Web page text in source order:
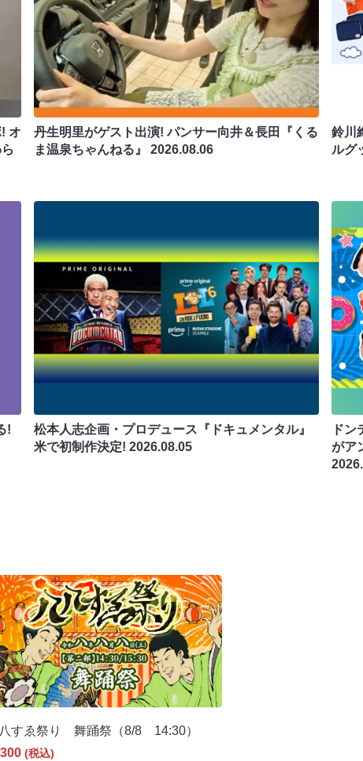
オ
丹生明里がゲスト出演! パンサー向井＆長田『くる
ま温泉ちゃんねる』2026.08.06
鈴川
ルグ
!
松本人志企画・プロデュース『ドキュメンタル』
米で初制作決定!2026.08.05
ド
がア
すゑ祭り 舞踊祭（8/8 14:30）
(税込)